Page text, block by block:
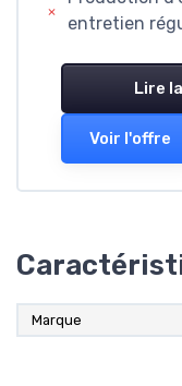
entretien
Lire
Voir l'offre
Marque